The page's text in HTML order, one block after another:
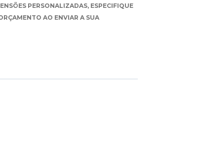
PERSONALIZADAS, ESPECIFIQUE
AO ENVIAR A SUA